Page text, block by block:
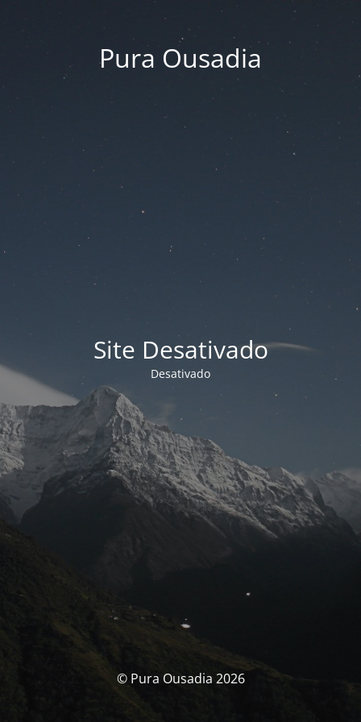
Pura Ousadia
Site Desativado
Desativado
© Pura Ousadia 2026